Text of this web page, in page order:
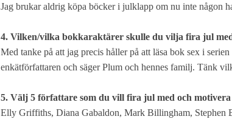
Jag brukar aldrig köpa böcker i julklapp om nu inte någon
4. Vilken/vilka bokkaraktärer skulle du vilja fira jul
Med tanke på att jag precis håller på att läsa bok sex i serien
enkätförfattaren och säger Plum och hennes familj. Tänk
5. Välj 5 författare som du vill fira jul med och
Elly Griffiths, Diana Gabaldon, Mark Billingham, Stephen